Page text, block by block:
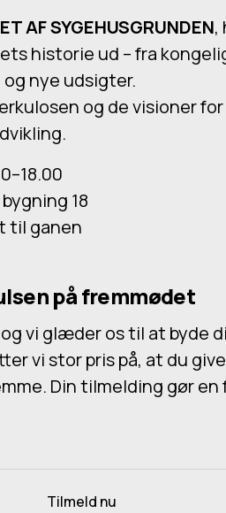
AF SYGEHUSGRUNDEN,
historie ud – fra
nye udsigter.
og de visioner
18
til ganen
på fremmødet
vi glæder os til at byde
vi stor pris på, at du
Din tilmelding gør
Tilmeld nu